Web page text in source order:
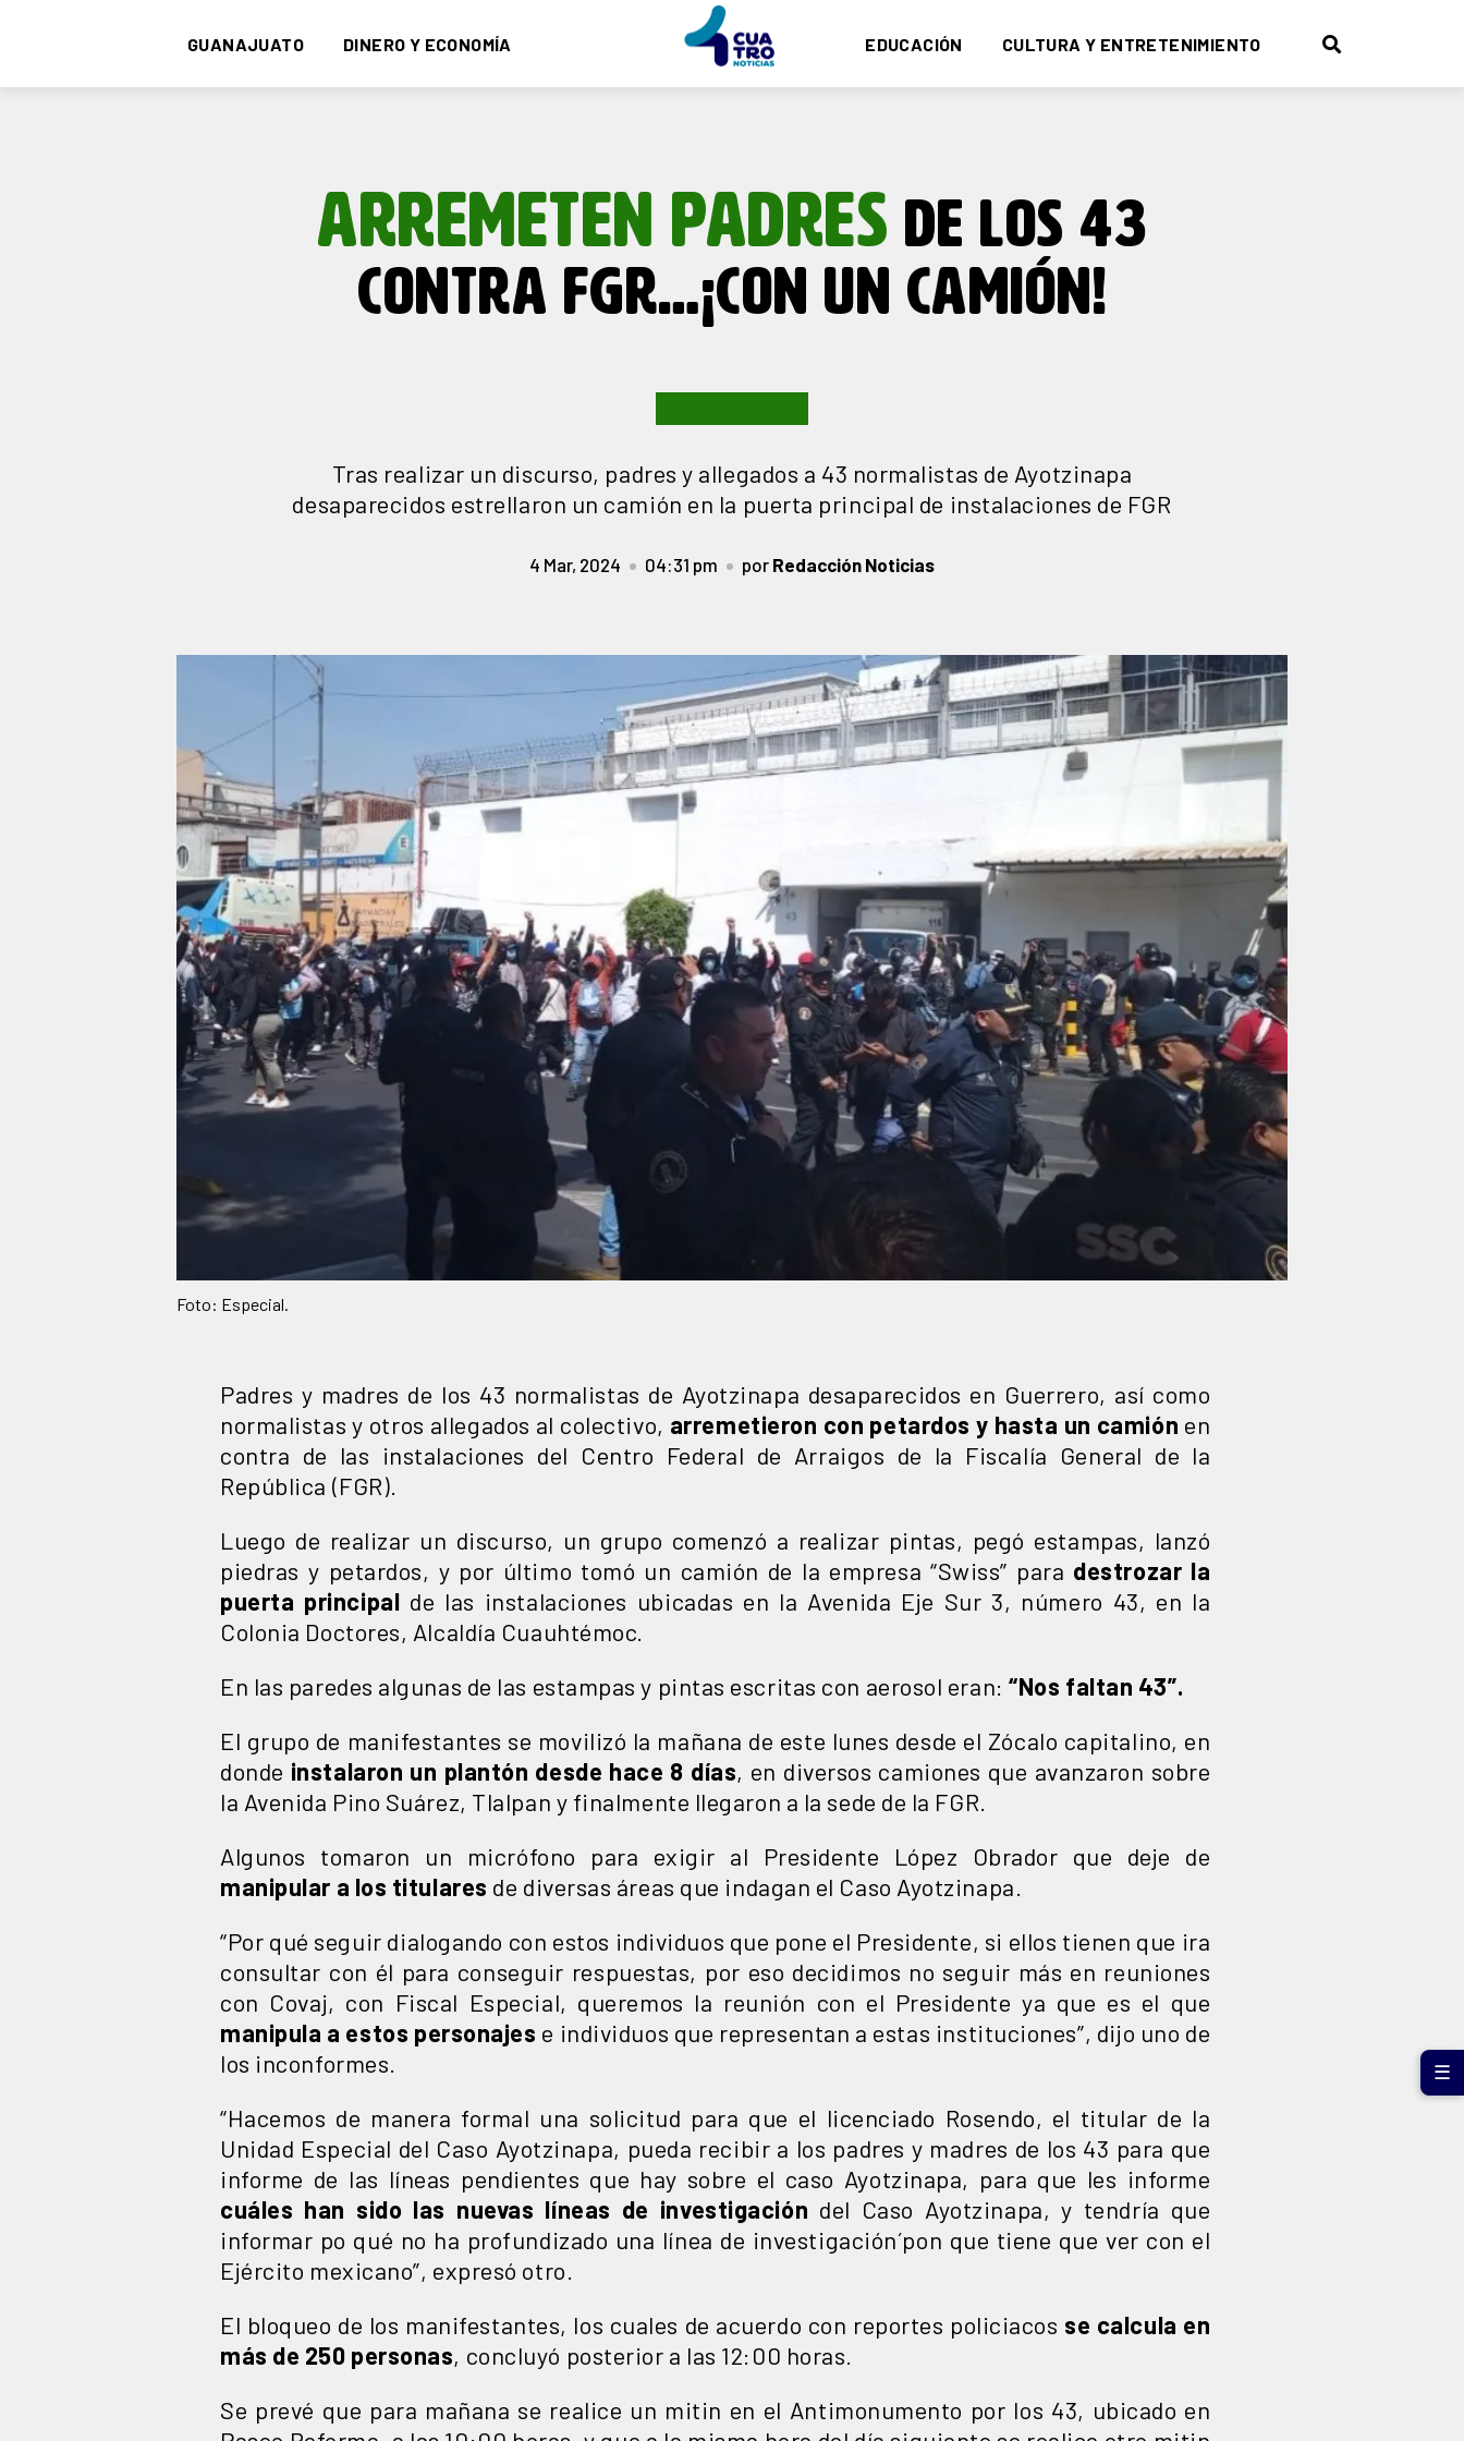
GUANAJUATO DINERO Y ECONOMÍA EDUCACIÓN CULTURA Y ENTRETENIMIENTO
ARREMETEN PADRES DE LOS 43
CONTRA FGR…¡CON UN CAMIÓN!
Tras realizar un discurso, padres y allegados a 43 normalistas de Ayotzinapa
desaparecidos estrellaron un camión en la puerta principal de instalaciones de FGR
4 Mar, 2024 04:31 pm por Redacción Noticias
Foto: Especial.
Padres y madres de los 43 normalistas de Ayotzinapa desaparecidos en Guerrero, así como
normalistas y otros allegados al colectivo, arremetieron con petardos y hasta un camión en
contra de las instalaciones del Centro Federal de Arraigos de la Fiscalía General de la
República (FGR).
Luego de realizar un discurso, un grupo comenzó a realizar pintas, pegó estampas, lanzó
piedras y petardos, y por último tomó un camión de la empresa “Swiss” para destrozar la
puerta principal de las instalaciones ubicadas en la Avenida Eje Sur 3, número 43, en la
Colonia Doctores, Alcaldía Cuauhtémoc.
En las paredes algunas de las estampas y pintas escritas con aerosol eran:“Nos faltan 43”.
El grupo de manifestantes se movilizó la mañana de este lunes desde el Zócalo capitalino, en
donde instalaron un plantón desde hace 8 días, en diversos camiones que avanzaron sobre
la Avenida Pino Suárez, Tlalpan y finalmente llegaron a la sede de la FGR.
Algunos tomaron un micrófono para exigir al Presidente López Obrador que deje de
manipular a los titulares de diversas áreas que indagan el Caso Ayotzinapa.
“Por qué seguir dialogando con estos individuos que pone el Presidente, si ellos tienen que ira
consultar con él para conseguir respuestas, por eso decidimos no seguir más en reuniones
con Covaj, con Fiscal Especial, queremos la reunión con el Presidente ya que es el que
manipula a estos personajes e individuos que representan a estas instituciones”, dijo uno de
los inconformes.
“Hacemos de manera formal una solicitud para que el licenciado Rosendo, el titular de la
Unidad Especial del Caso Ayotzinapa, pueda recibir a los padres y madres de los 43 para que
informe de las líneas pendientes que hay sobre el caso Ayotzinapa, para que les informe
cuáles han sido las nuevas líneas de investigación del Caso Ayotzinapa, y tendría que
informar po qué no ha profundizado una línea de investigación´pon que tiene que ver con el
Ejército mexicano”, expresó otro.
El bloqueo de los manifestantes, los cuales de acuerdo con reportes policiacos se calcula en
más de 250 personas, concluyó posterior a las 12:00 horas.
Se prevé que para mañana se realice un mitin en el Antimonumento por los 43, ubicado en
☰